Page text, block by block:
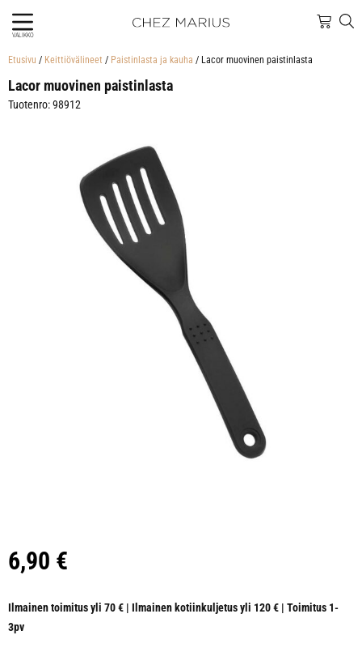
VALIKKO
Etusivu / Keittiövälineet / Paistinlasta ja kauha / Lacor muovinen paistinlasta
Lacor muovinen paistinlasta
Tuotenro: 98912
6,90 €
Ilmainen toimitus yli 70 € | Ilmainen kotiinkuljetus yli 120 € | Toimitus 1-
3pv